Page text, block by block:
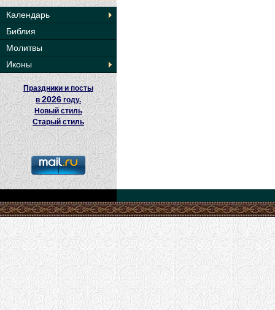
Календарь
Библия
Молитвы
Иконы
Праздники и посты
в2026 году.
Новый стиль
Старый стиль